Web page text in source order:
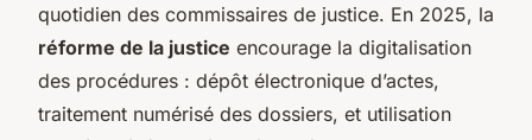
quotidien des commissaires de justice. En 2025, la
réforme de la justice encourage la digitalisation
des procédures : dépôt électronique d’actes,
traitement numérisé des dossiers, et utilisation